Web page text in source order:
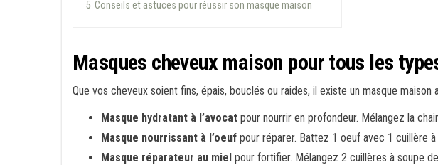
5 Conseils et astuces pour réussir son masque maison
Masques cheveux maison pour tous les
Que vos cheveux soient fins, épais, bouclés ou raides, il existe un masque
Masque hydratant à l’avocat pour nourrir en profondeur. Mélangez la
Masque nourrissant à l’oeuf pour réparer. Battez 1 oeuf avec 1 cuillère
Masque réparateur au miel pour fortifier. Mélangez 2 cuillères à soupe